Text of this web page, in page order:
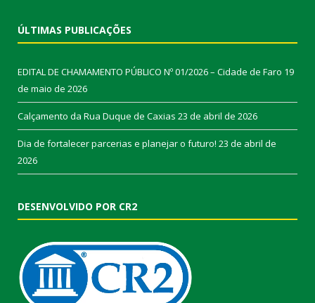
ÚLTIMAS PUBLICAÇÕES
EDITAL DE CHAMAMENTO PÚBLICO Nº 01/2026 – Cidade de Faro 19
de maio de 2026
Calçamento da Rua Duque de Caxias 23 de abril de 2026
Dia de fortalecer parcerias e planejar o futuro! 23 de abril de
2026
DESENVOLVIDO POR CR2